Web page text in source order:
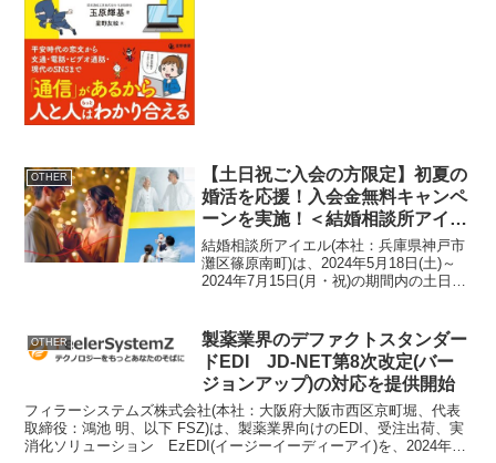
OTHER
【土日祝ご入会の方限定】初夏の
婚活を応援！入会金無料キャンペ
ーンを実施！＜結婚相談所アイエ
ル＞
結婚相談所アイエル(本社：兵庫県神戸市
灘区篠原南町)は、2024年5月18日(土)～
2024年7月15日(月・祝)の期間内の土日祝
なる期間限定キャンペーンをご実施い
た...
OTHER
製薬業界のデファクトスタンダー
ドEDI JD-NET第8次改定(バー
ジョンアップ)の対応を提供開始
フィラーシステムズ株式会社(本社：大阪府大阪市西区京町堀、代表
取締役：鴻池 明、以下 FSZ)は、製薬業界向けのEDI、受注出荷、実
消化ソリューション EzEDI(イージーイーディーアイ)を、2024年11